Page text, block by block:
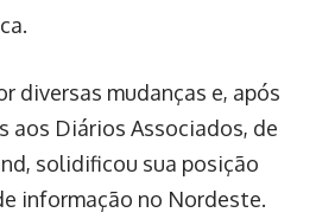
diversas mudanças e, após
aos Diários Associados, de
solidificou sua posição
informação no Nordeste.